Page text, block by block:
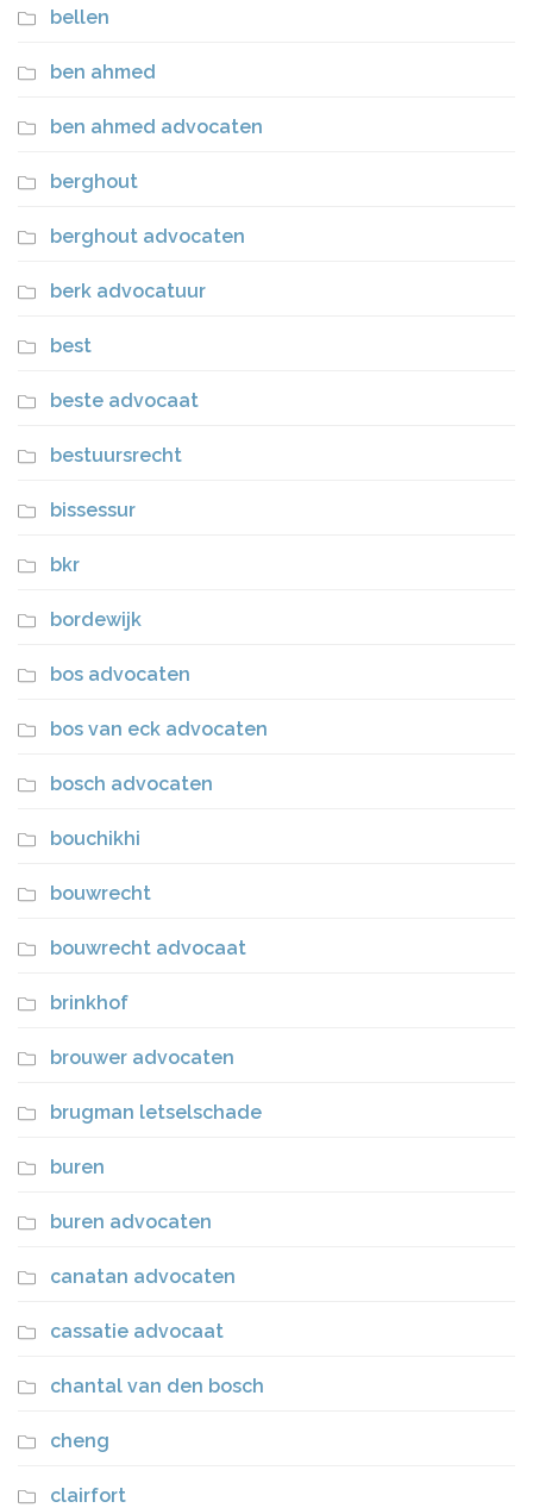
bellen
ben ahmed
ben ahmed advocaten
berghout
berghout advocaten
berk advocatuur
best
beste advocaat
bestuursrecht
bissessur
bkr
bordewijk
bos advocaten
bos van eck advocaten
bosch advocaten
bouchikhi
bouwrecht
bouwrecht advocaat
brinkhof
brouwer advocaten
brugman letselschade
buren
buren advocaten
canatan advocaten
cassatie advocaat
chantal van den bosch
cheng
clairfort